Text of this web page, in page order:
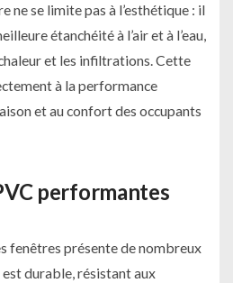
ne se limite pas à l’esthétique : il
étanchéité à l’air et à l’eau,
et les infiltrations. Cette
à la performance
et au confort des occupants
performantes
fenêtres présente de nombreux
durable, résistant aux